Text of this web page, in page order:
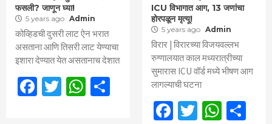
फसली? जाणून घ्या!
5 years ago Admin
कोव्हिडची दुसरी लाट ऐन भरात
असताना आणि तिसरी लाट येण्याचा
इशारा देण्यात येत असतानाच देशात
Facebook
TwitterWhatsApp
Share
ICU विभागात आग, 13 जणांचा
होरपळून मृत्यू!
5 years ago Admin
विरार | विरारच्या विजयवल्लभ
रुग्णालयात काल मध्यरात्रीच्या
सुमारास ICU वॉर्ड मध्ये भीषण आग
लागल्याची घटना
Facebook
Twitter